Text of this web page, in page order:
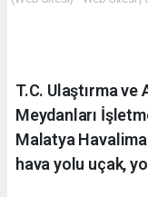
T.C. Ulaştırma ve
Meydanları
Malatya
hava yolu uçak,